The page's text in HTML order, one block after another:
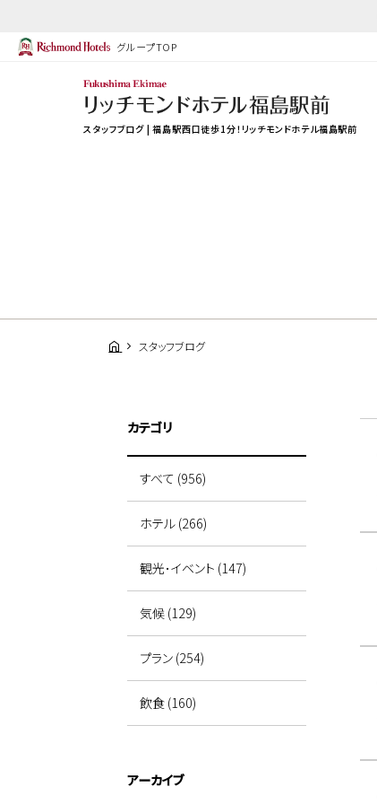
グループTOP
スタッフブログ | 福島駅西口徒歩1分！リッチモンドホテル福島駅前
スタッフブログ
カテゴリ
すべて (956)
ホテル (266)
観光･イベント (147)
気候 (129)
プラン (254)
飲食 (160)
アーカイブ